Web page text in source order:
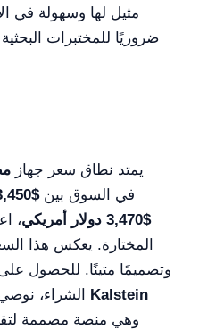
مثيل لها وسهولة في
ضروريًا للمختبرات
يمتد نطاق سعر جهاز
في السوق بين
$3,470 دولار أمريكي
،
المختارة. يعكس هذا
وتصميمًا متينًا. للحصول
Kalstein